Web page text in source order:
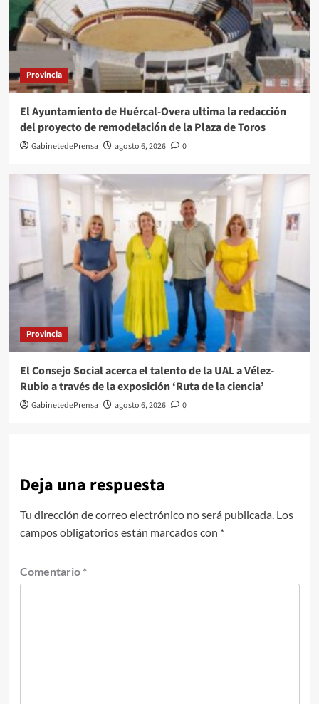
Provincia
El Ayuntamiento de Huércal-Overa ultima la redacción
del proyecto de remodelación de la Plaza de Toros
GabinetedePrensa agosto 6, 2026 0
Provincia
El Consejo Social acerca el talento de la UAL a Vélez-
Rubio a través de la exposición ‘Ruta de la ciencia’
GabinetedePrensa agosto 6, 2026 0
Deja una respuesta
Tu dirección de correo electrónico no será publicada. Los
campos obligatorios están marcados con *
Comentario *